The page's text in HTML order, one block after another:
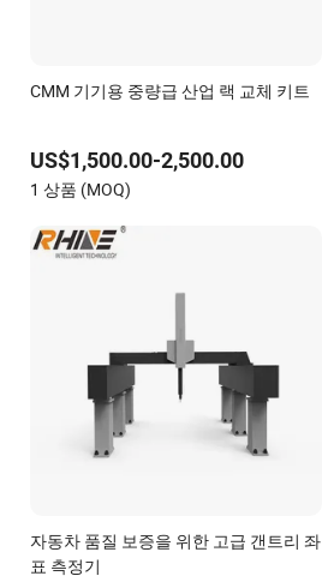
CMM 기기용 중량급 산업 랙 교체 키트
US$1,500.00-2,500.00
1 상품 (MOQ)
자동차 품질 보증을 위한 고급 갠트리 좌
표 측정기